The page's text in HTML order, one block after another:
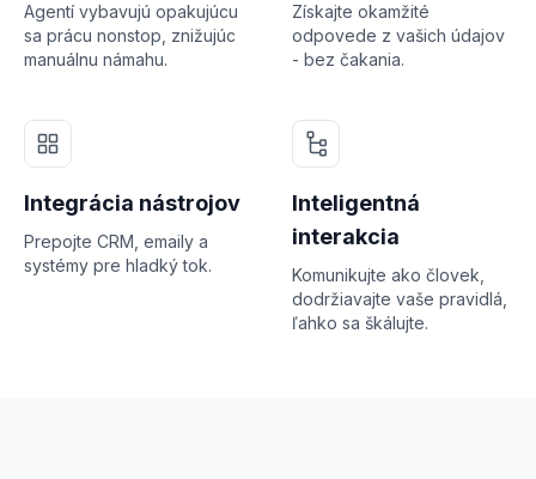
Agentí vybavujú opakujúcu
sa prácu nonstop, znižujúc
manuálnu námahu.
Získajte okamžité
odpovede z vašich údajov
- bez čakania.
Integrácia nástrojov
Prepojte CRM, emaily a
systémy pre hladký tok.
Inteligentná
interakcia
Komunikujte ako človek,
dodržiavajte vaše pravidlá,
ľahko sa škálujte.